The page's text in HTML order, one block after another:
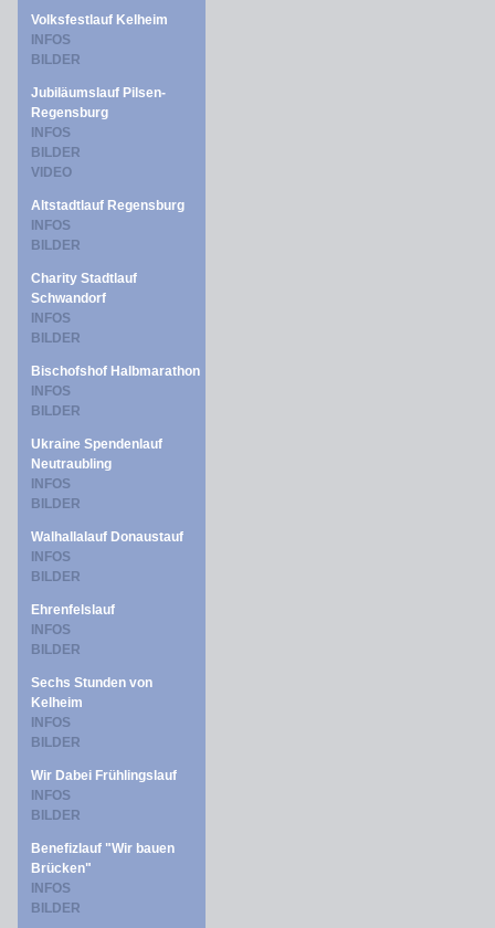
Volksfestlauf Kelheim
INFOS
BILDER
Jubiläumslauf Pilsen-
Regensburg
INFOS
BILDER
VIDEO
Altstadtlauf Regensburg
INFOS
BILDER
Charity Stadtlauf
Schwandorf
INFOS
BILDER
Bischofshof Halbmarathon
INFOS
BILDER
Ukraine Spendenlauf
Neutraubling
INFOS
BILDER
Walhallalauf Donaustauf
INFOS
BILDER
Ehrenfelslauf
INFOS
BILDER
Sechs Stunden von
Kelheim
INFOS
BILDER
Wir Dabei Frühlingslauf
INFOS
BILDER
Benefizlauf "Wir bauen
Brücken"
INFOS
BILDER